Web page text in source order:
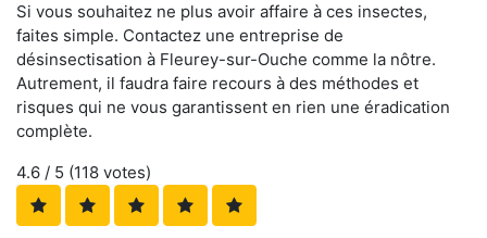
Si vous souhaitez ne plus avoir affaire à ces insectes,
faites simple. Contactez une entreprise de
désinsectisation à Fleurey-sur-Ouche comme la nôtre.
Autrement, il faudra faire recours à des méthodes et
risques qui ne vous garantissent en rien une éradication
complète.
4.6 / 5 (118 votes)